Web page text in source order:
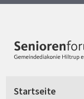
Startseite